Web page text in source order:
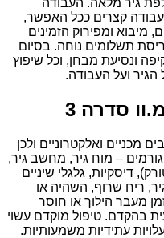
עבודה קצרים ככל האפשר,
מיבוא ומפירוק הזמינים
תשלומים נוחה. בסיום
ונסיעת מבחן, וכל שיפוץ
ועל העבודה.
סדרה 3
מכניים ואלקטרוניים ולכן
– מוח גיר, מחשב גיר,
דיסקיות, גלגלי שיניים
ריח שרוף, השהיה או
מעבר הילוך או חוסר
בהקדם. טיפול מוקדם עשוי
עתידיות משמעותיות.